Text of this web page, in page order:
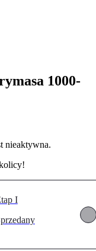
1000-
nieaktywna.
I